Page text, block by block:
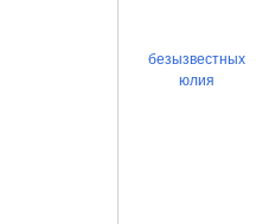
безызвестных
юлия